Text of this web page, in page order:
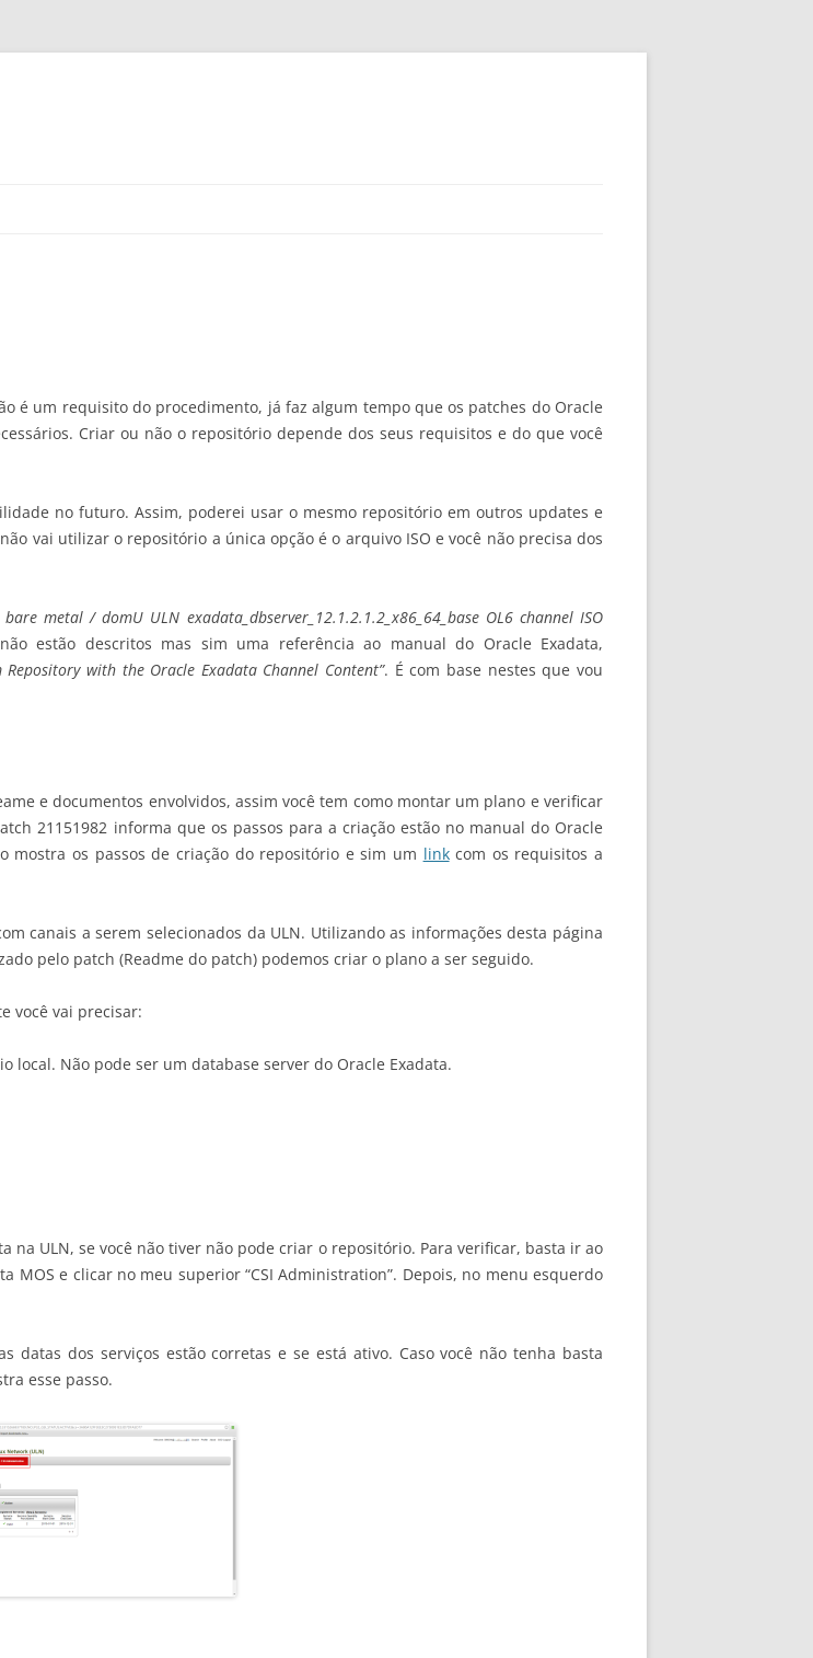
é um requisito do procedimento, já faz algum tempo que os patches do Oracle
Criar ou não o repositório depende dos seus requisitos e do que você
no futuro. Assim, poderei usar o mesmo repositório em outros updates e
vai utilizar o repositório a única opção é o arquivo ISO e você não precisa dos
metal / domU ULN exadata_dbserver_12.1.2.1.2_x86_64_base OL6 channel ISO
estão descritos mas sim uma referência ao manual do Oracle Exadata,
with the Oracle Exadata Channel Content”. É com base nestes que vou
e documentos envolvidos, assim você tem como montar um plano e verificar
21151982 informa que os passos para a criação estão no manual do Oracle
mostra os passos de criação do repositório e sim um linkcom os requisitos a
canais a serem selecionados da ULN. Utilizando as informações desta página
pelo patch (Readme do patch) podemos criar o plano a ser seguido.
você vai precisar:
local. Não pode ser um database server do Oracle Exadata.
na ULN, se você não tiver não pode criar o repositório. Para verificar, basta ir ao
MOS e clicar no meu superior “CSI Administration”. Depois, no menu esquerdo
datas dos serviços estão corretas e se está ativo. Caso você não tenha basta
esse passo.